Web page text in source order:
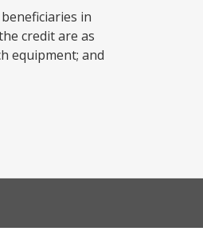
in
credit are as
equipment; and